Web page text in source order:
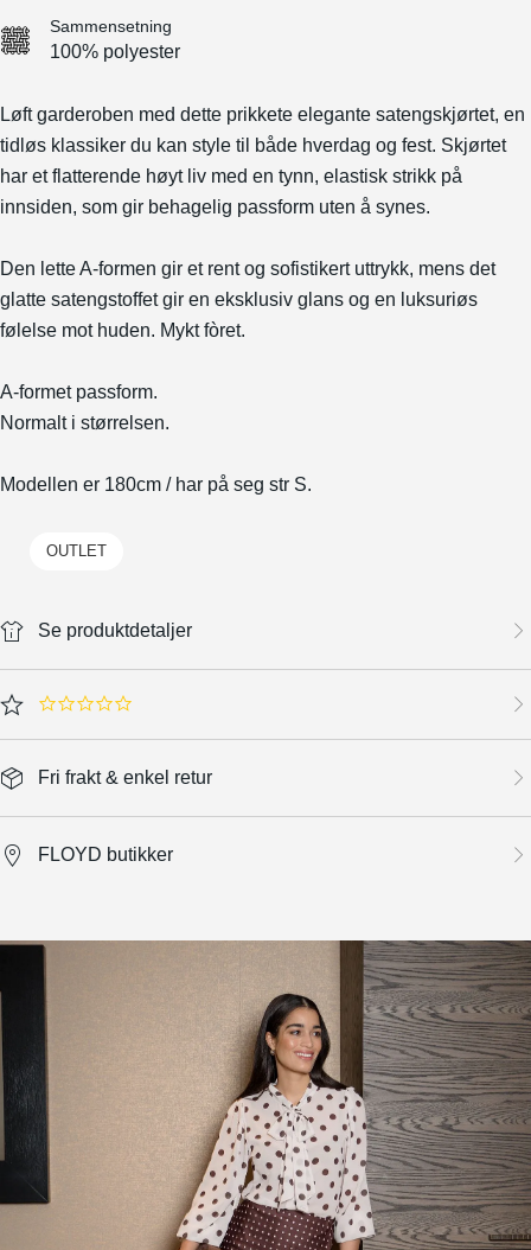
Sammensetning
100% polyester
Løft garderoben med dette prikkete elegante satengskjørtet, en
tidløs klassiker du kan style til både hverdag og fest. Skjørtet
har et flatterende høyt liv med en tynn, elastisk strikk på
innsiden, som gir behagelig passform uten å synes.
Den lette A-formen gir et rent og sofistikert uttrykk, mens det
glatte satengstoffet gir en eksklusiv glans og en luksuriøs
følelse mot huden. Mykt fòret.
A-formet passform.
Normalt i størrelsen.
Modellen er 180cm / har på seg str S.
OUTLET
Se produktdetaljer
0.0 star rating
Fri frakt & enkel retur
FLOYD butikker